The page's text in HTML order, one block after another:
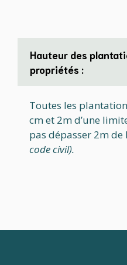
Hauteur des
propriétés :
Toutes les
cm et 2m d’une
pas dépasser 2m de
code civil).